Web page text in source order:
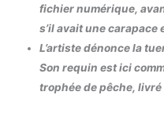
fichier numérique,
s’il avait une carapace
L’artiste dénonce la
Son requin est ici
trophée de pêche,